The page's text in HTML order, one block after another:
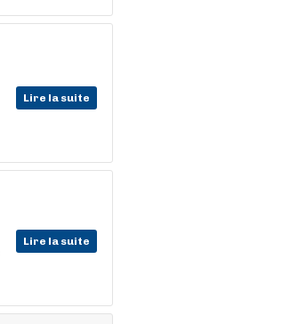
Lire la suite
Lire la suite